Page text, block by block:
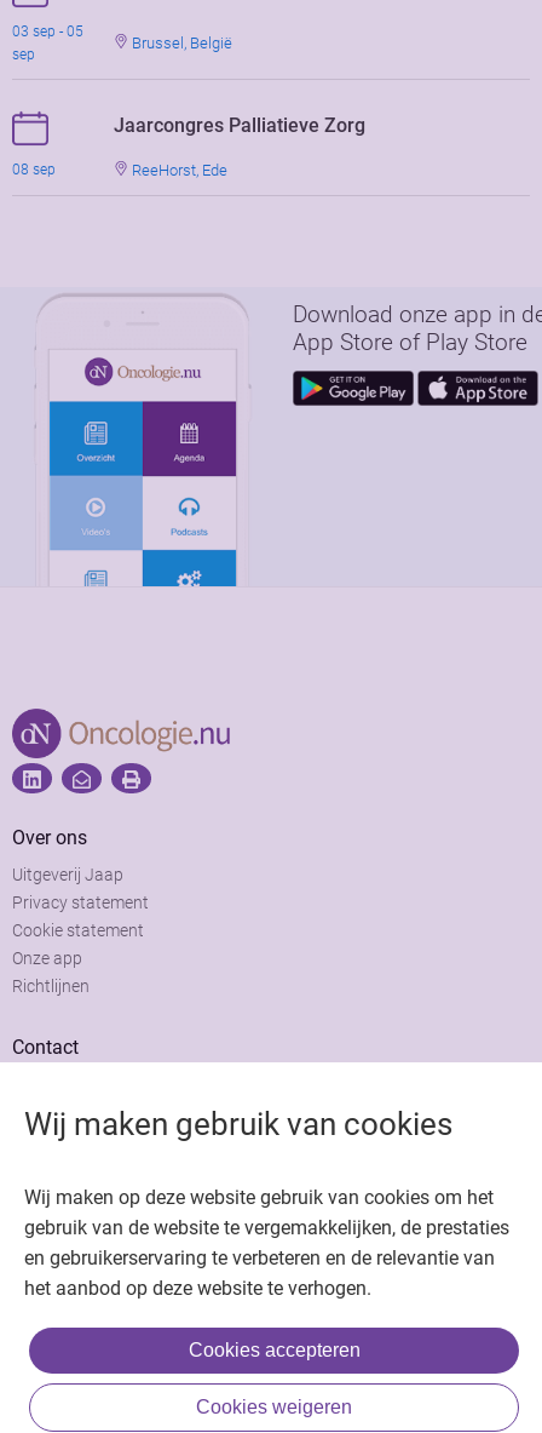
Wij maken gebruik van cookies
Wij maken op deze website gebruik van cookies om het
gebruik van de website te vergemakkelijken, de prestaties
en gebruikerservaring te verbeteren en de relevantie van
het aanbod op deze website te verhogen.
Cookies accepteren
Cookies weigeren
03 sep - 05
sep
Brussel, België
Jaarcongres Palliatieve Zorg
08 sep ReeHorst, Ede
Download onze app in
App Store of Play Store
Over ons
Uitgeverij Jaap
Privacy statement
Cookie statement
Onze app
Richtlijnen
Contact
Colofon
Adverteren
Copyright © 2026. Uitgeverij Jaap. Alle rechten voorbehouden.